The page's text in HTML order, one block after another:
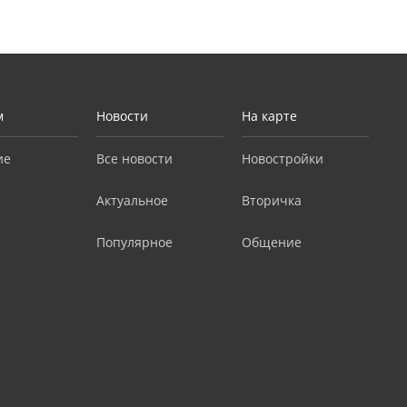
Новости
Все новости
Актуальное
Популярное
На карте
Новостройки
Вторичка
Общение